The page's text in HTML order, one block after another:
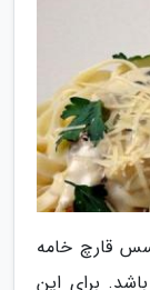
قارچ خامه
باشد. برای این